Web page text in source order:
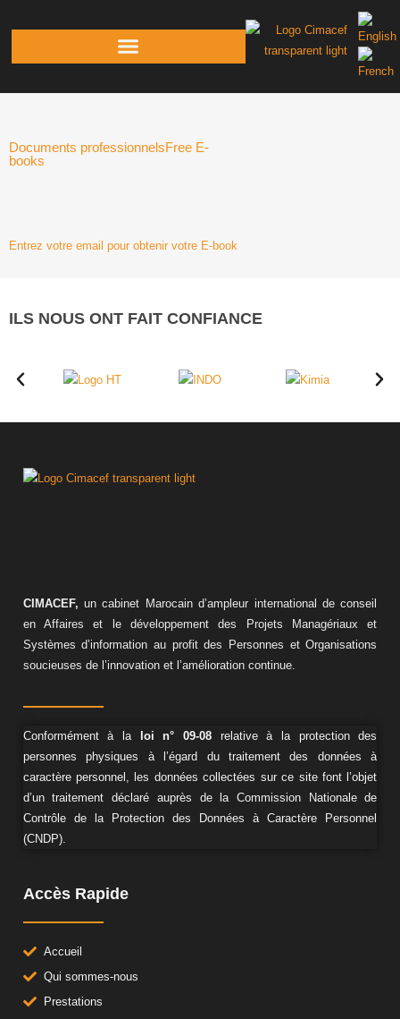
Documents professionnelsFree E-
books
Entrez votre email pour obtenir votre E-book
ILS NOUS ONT FAIT CONFIANCE
CIMACEF, un cabinet Marocain d’ampleur international de conseil
en Affaires et le développement des Projets Managériaux et
Systèmes d’information au profit des Personnes et Organisations
soucieuses de l’innovation et l’amélioration continue.
Conformément à la loi n° 09-08 relative à la protection des
personnes physiques à l’égard du traitement des données à
caractère personnel, les données collectées sur ce site font l’objet
d’un traitement déclaré auprès de la Commission Nationale de
Contrôle de la Protection des Données à Caractère Personnel
(CNDP).
Accès Rapide
Accueil
Qui sommes-nous
Prestations